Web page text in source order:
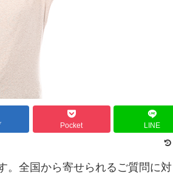
Pocket LINE
。全国から寄せられるご質問に